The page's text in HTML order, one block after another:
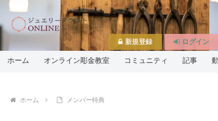
ホーム オンライン彫金教室 コミュニティ 記事
ホーム メンバー特典
新規登録 ログイン